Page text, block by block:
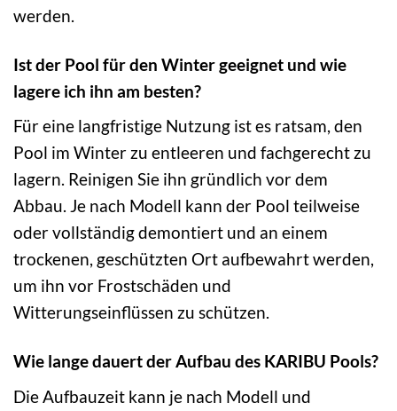
werden.
Ist der Pool für den Winter geeignet und wie
lagere ich ihn am besten?
Für eine langfristige Nutzung ist es ratsam, den
Pool im Winter zu entleeren und fachgerecht zu
lagern. Reinigen Sie ihn gründlich vor dem
Abbau. Je nach Modell kann der Pool teilweise
oder vollständig demontiert und an einem
trockenen, geschützten Ort aufbewahrt werden,
um ihn vor Frostschäden und
Witterungseinflüssen zu schützen.
Wie lange dauert der Aufbau des KARIBU Pools?
Die Aufbauzeit kann je nach Modell und